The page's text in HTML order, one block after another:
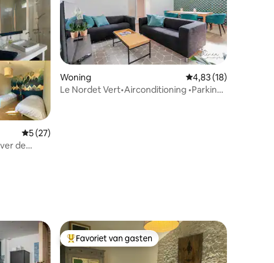
recensies
Gemiddelde beoordeling van 5 op 5, 27 recensies
5 (27)
de
Woning Gemiddelde
4,83 (18)
Le Nordet Vert•Airconditioning •Parking
Topfavoriet van gasten
Favoriet van gasten